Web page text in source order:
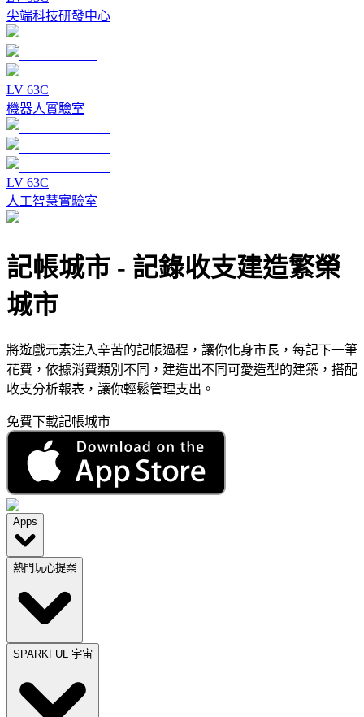
尖端科技研發中心
LV 63C
機器人實驗室
LV 63C
人工智慧實驗室
記帳城市 - 記錄收支建造繁榮
城市
將遊戲元素注入辛苦的記帳過程，讓你化身市長，每記下一筆
花費，依據消費類別不同，建造出不同可愛造型的建築，搭配
收支分析報表，讓你輕鬆管理支出。
免費下載記帳城市
Apps
熱門玩心提案
SPARKFUL 宇宙